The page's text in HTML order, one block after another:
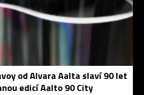
od Alvara Aalta slaví 90 let
edicí Aalto 90 City